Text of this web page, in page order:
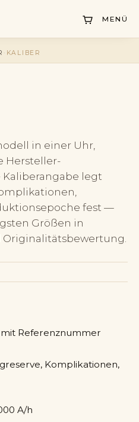
MENÜ
· KALIBER
in einer Uhr,
Hersteller-
legt
fest —
Größen in
Referenznummer
Komplikationen,
A/h